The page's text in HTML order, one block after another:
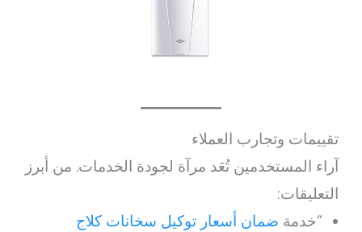
تقييمات وتجارب العملاء
آراء المستخدمين تُعَد مرآة لجودة الخدمات. من أبرز
التعليقات:
“خدمة ضمان أسعار توكيل سخانات كلاج